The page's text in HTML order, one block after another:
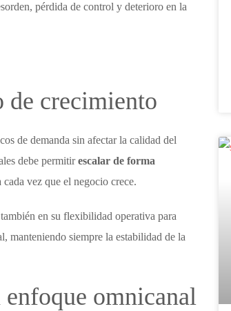
pérdida de control y deterioro en la
crecimiento
de demanda sin afectar la calidad del
debe permitirescalar de forma
vez que el negocio crece.
en su flexibilidad operativa para
manteniendo siempre la estabilidad de la
enfoque omnicanal